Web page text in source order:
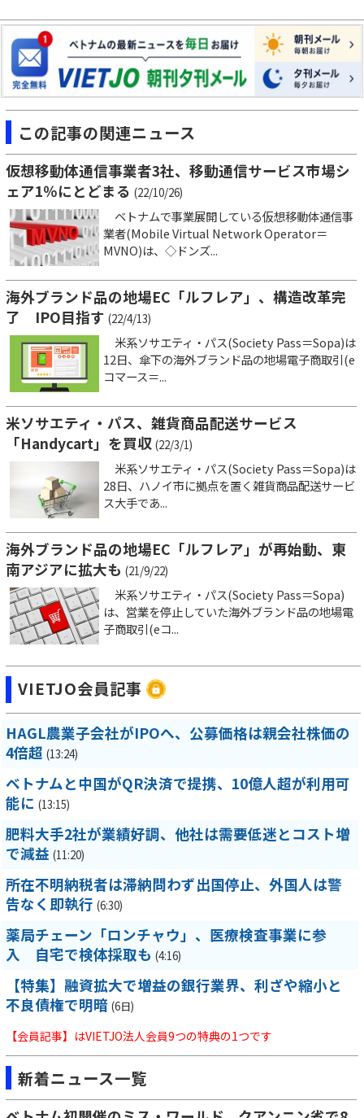
この記事の関連ニュース
仮想移動体通信事業者3社、移動通信サービス市場シ
ェア1％にとどまる (22/10/26)
ベトナムで事業展開している仮想移動体通信事
業者(Mobile Virtual Network Operator＝
MVNO)は、◇ドンズ...
海外ブランド品の地場EC「ルフレア」、構造改革完
了 IPO目指す (22/4/13)
米系ソサエティ・パス(Society Pass＝Sopa)は
12日、傘下の海外ブランド品の地場電子商取引(e
コマース＝...
米ソサエティ・パス、雑貨商品配送サービス
「Handycart」を買収 (22/3/1)
米系ソサエティ・パス(Society Pass＝Sopa)は
28日、ハノイ市に拠点を置く雑貨商品配送サービ
ス大手であ...
海外ブランド品の地場EC「ルフレア」が再始動、東
南アジアに拡大も (21/9/22)
米系ソサエティ・パス(Society Pass＝Sopa)
は、営業を停止していた海外ブランド品の地場電
子商取引(eコ...
VIETJO会員記事
HAGL農業子会社がIPOへ、公募価格は親会社株価の
4倍超 (13:24)
ベトナムと中国がQR決済で提携、10億人超が利用可
能に (13:15)
肥料大手2社が業績好調、他社は需要低迷とコスト増
で減益 (11:20)
所在不明納税者は滞納問わず出国停止、外国人は警
告なく即執行 (6:30)
薬局チェーン「ロンチャウ」、医療検査事業に参
入 自宅で検体採取も (4:16)
【特集】融資拡大で増益の銀行業界、利ざや縮小と
不良債権で明暗 (6日)
【会員記事】はVIETJO法人会員9つの特典の1つです
新着ニュース一覧